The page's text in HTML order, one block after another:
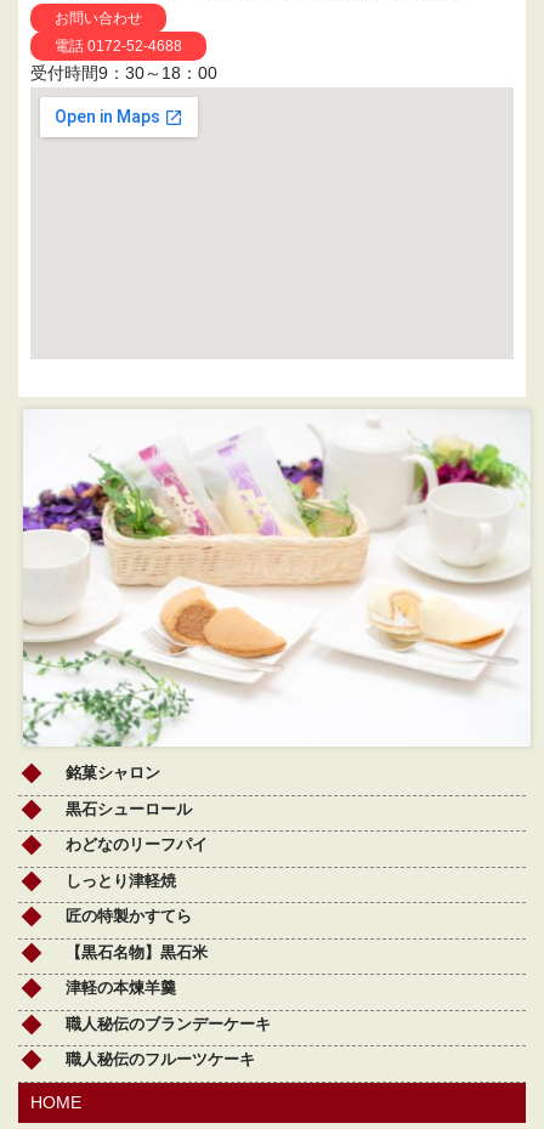
お問い合わせ
電話 0172-52-4688
受付時間9：30～18：00
銘菓シャロン
黒石シューロール
わどなのリーフパイ
しっとり津軽焼
匠の特製かすてら
【黒石名物】黒石米
津軽の本煉羊羹
職人秘伝のブランデーケーキ
職人秘伝のフルーツケーキ
HOME